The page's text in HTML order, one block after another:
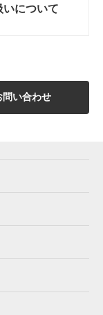
について
問い合わせ